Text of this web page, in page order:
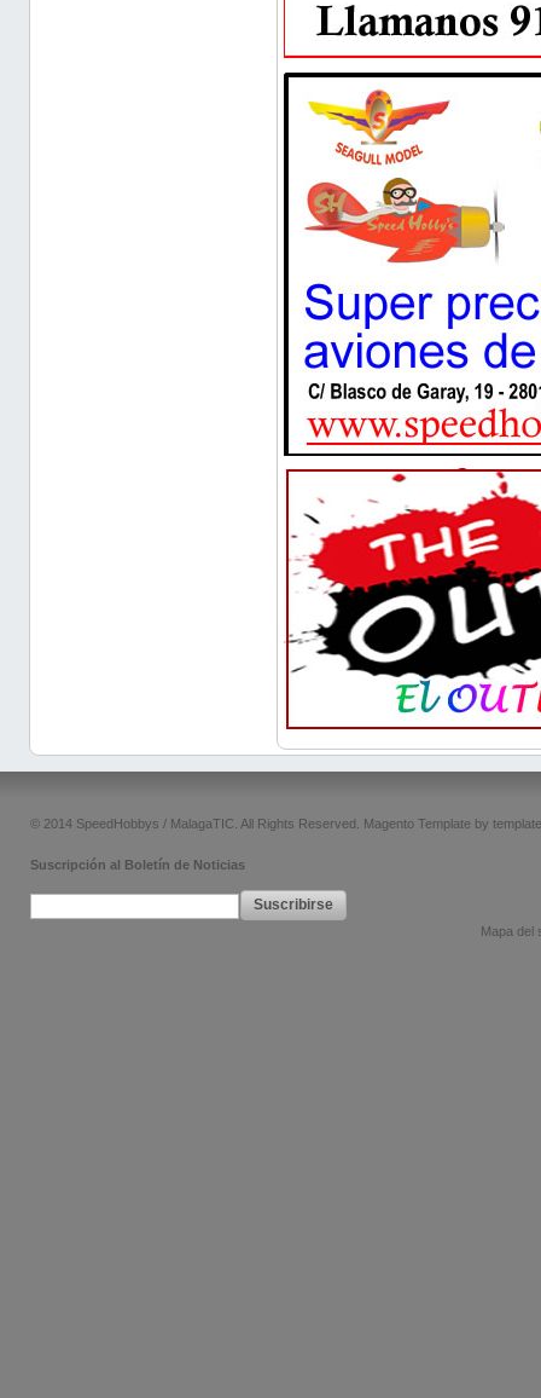
© 2014 SpeedHobbys / MalagaTIC. All Rights Reserved. Magento Template by
Suscripción al Boletín de Noticias
Suscribirse
Mapa del